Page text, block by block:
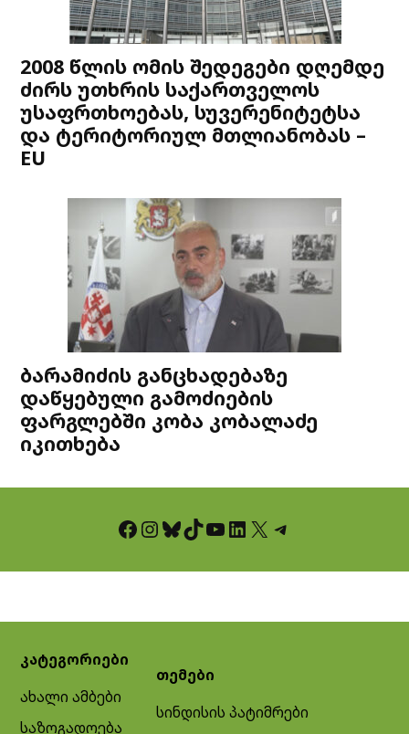
2008 წლის ომის შედეგები დღემდე
ძირს უთხრის საქართველოს
უსაფრთხოებას, სუვერენიტეტსა
და ტერიტორიულ მთლიანობას –
EU
ბარამიძის განცხადებაზე
დაწყებული გამოძიების
ფარგლებში კობა კობალაძე
იკითხება
Facebook InstagramBluesky TikTok YouTube LinkedIn X Telegram
კატეგორიები
ახალი ამბები
საზოგადოება
თემები
სინდისის პატიმრები